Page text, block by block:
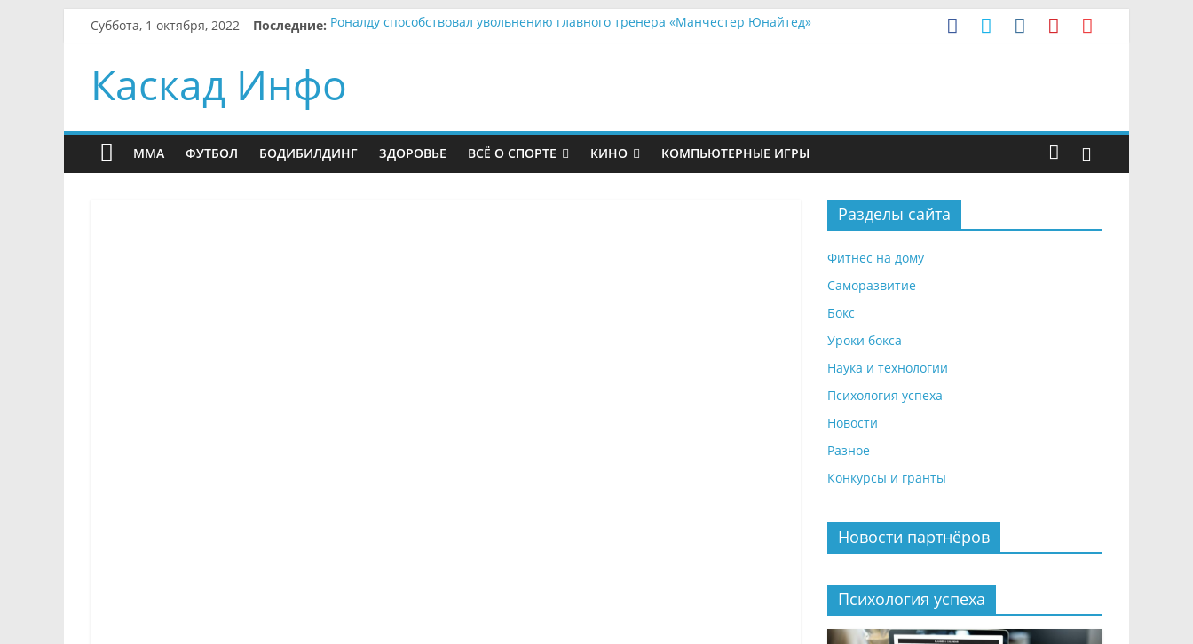
Суббота, 1 октября, 2022 Последние: Роналду способствовал увольнению главного тренера «Манчестер Юнайтед»
Месси пожаловался на страдания в ПСЖ
Вендел показал травму после матча с «Мальме»
Каскад Инфо
MMA ФУТБОЛ БОДИБИЛДИНГ ЗДОРОВЬЕ ВСЁ О СПОРТЕ КИНО КОМПЬЮТЕРНЫЕ ИГРЫ
Разделы сайта
Фитнес на дому
Саморазвитие
Бокс
Уроки бокса
Наука и технологии
Психология успеха
Новости
Разное
Конкурсы и гранты
Новости партнёров
Психология успеха